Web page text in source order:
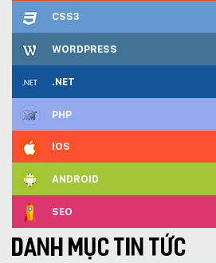
CSS3
WORDPRESS
.NET
PHP
IOS
ANDROID
SEO
DANH MỤC TIN TỨC